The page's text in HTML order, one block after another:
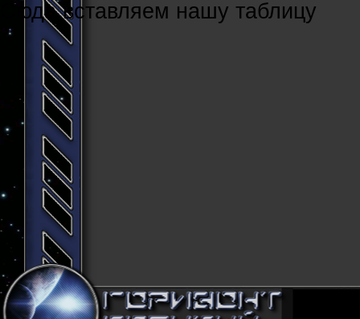
Cюда вставляем нашу таблицу